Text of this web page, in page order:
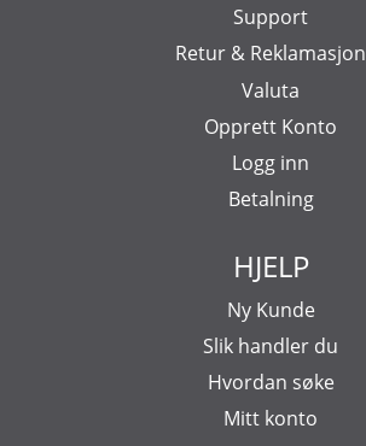
Support
Retur & Reklamasjon
Valuta
Opprett Konto
Logg inn
Betalning
HJELP
Ny Kunde
Slik handler du
Hvordan søke
Mitt konto